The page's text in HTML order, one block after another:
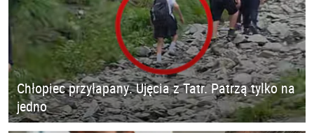
Chłopiec przyłapany. Ujęcia z Tatr. Patrzą tylko na
jedno